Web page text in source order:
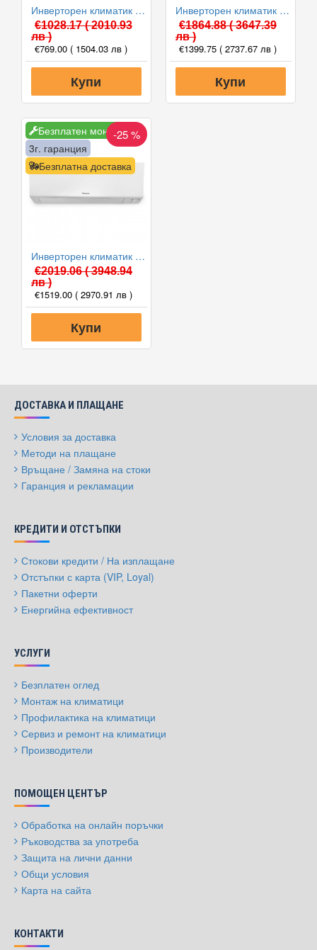
Инверторен климатик Daikin FTXC25E/RXC25E SENSIRA 2025 WiFi, 9000 BTU, Клас A++
€1028.17( 2010.93
лв )
€769.00 ( 1504.03 лв )
Купи
Инверторен климатик Daikin FTXM25A/RXM25A PERFERA WiFi 2024, 9000 BTU, Клас A+++
€1864.88( 3647.39
лв )
€1399.75 ( 2737.67 лв )
Купи
Безплатен монтаж
Безплатна доставка
3г. гаранция
-25 %
Инверторен климатик Daikin FTXM35A/RXM35A PERFERA WiFi 2024, 12000 BTU, Клас A+++
€2019.06( 3948.94
лв )
€1519.00 ( 2970.91 лв )
Купи
ДОСТАВКА И ПЛАЩАНЕ
Условия за доставка
Методи на плащане
Връщане / Замяна на стоки
Гаранция и рекламации
КРЕДИТИ И ОТСТЪПКИ
Стокови кредити / На изплащане
Отстъпки с карта (VIP, Loyal)
Пакетни оферти
Енергийна ефективност
УСЛУГИ
Безплатен оглед
Монтаж на климатици
Профилактика на климатици
Сервиз и ремонт на климатици
Производители
ПОМОЩЕН ЦЕНТЪР
Обработка на онлайн поръчки
Ръководства за употреба
Защита на лични данни
Общи условия
Карта на сайта
КОНТАКТИ